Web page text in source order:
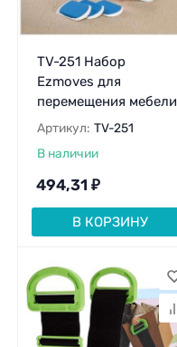
TV-251 Набор
Ezmoves для
перемещения мебели
Артикул: TV-251
В наличии
494,31 ₽
В КОРЗИНУ